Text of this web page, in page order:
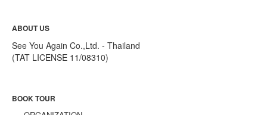
ABOUT US
See You Again Co.,Ltd. - Thailand
(TAT LICENSE 11/08310)
BOOK TOUR